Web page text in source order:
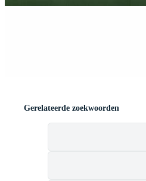
Gerelateerde zoekwoorden